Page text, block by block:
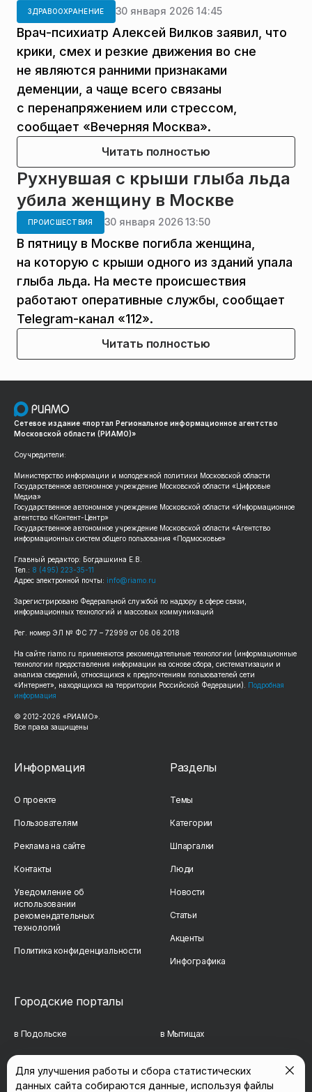
ЗДРАВООХРАНЕНИЕ 30 января 2026 14:45
Врач-психиатр Алексей Вилков заявил, что
крики, смех и резкие движения во сне
не являются ранними признаками
деменции, а чаще всего связаны
с перенапряжением или стрессом,
сообщает «Вечерняя Москва».
Читать полностью
Рухнувшая с крыши глыба льда
убила женщину в Москве
ПРОИСШЕСТВИЯ 30 января 2026 13:50
В пятницу в Москве погибла женщина,
на которую с крыши одного из зданий упала
глыба льда. На месте происшествия
работают оперативные службы, сообщает
Telegram-канал «112».
Читать полностью
Сетевое издание «портал Региональное информационное агентство
Московской области (РИАМО)»
Соучредители:
Министерство информации и молодежной политики Московской области
Государственное автономное учреждение Московской области «Цифровые
Медиа»
Государственное автономное учреждение Московской области «Информационное
агентство «Контент-Центр»
Государственное автономное учреждение Московской области «Агентство
информационных систем общего пользования «Подмосковье»
Главный редактор: Богдашкина Е.В.
Тел.: 8 (495) 223-35-11
Адрес электронной почты: info@riamo.ru
Зарегистрировано Федеральной службой по надзору в сфере связи,
информационных технологий и массовых коммуникаций
Рег. номер ЭЛ № ФС 77 – 72999 от 06.06.2018
На сайте riamo.ru применяются рекомендательные технологии (информационные
технологии предоставления информации на основе сбора, систематизации и
анализа сведений, относящихся к предпочтениям пользователей сети
«Интернет», находящихся на территории Российской Федерации). Подробная
информация
© 2012-2026 «РИАМО».
Все права защищены
Информация
О проекте
Пользователям
Реклама на сайте
Контакты
Уведомление об
использовании
рекомендательных
технологий
Политика конфиденциальности
Разделы
Темы
Категории
Шпаргалки
Люди
Новости
Статьи
Акценты
Инфографика
Городские порталы
в Подольске в Мытищах
в Сергиевом Посаде в Люберцах
Для улучшения работы и сбора статистических
данных сайта собираются данные, используя файлы